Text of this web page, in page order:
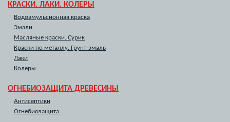
КРАСКИ. ЛАКИ. КОЛЕРЫ
Водоэмульсионная краска
Эмали
Масляные краски. Сурик
Краски по металлу. Грунт-эмаль
Лаки
Колеры
ОГНЕБИОЗАЩИТА ДРЕВЕСИНЫ
Антисептики
Огнебиозащита